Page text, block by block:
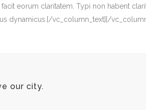
eorum claritatem. Typi non habent
dynamicus.[/vc_column_text][/
our city.